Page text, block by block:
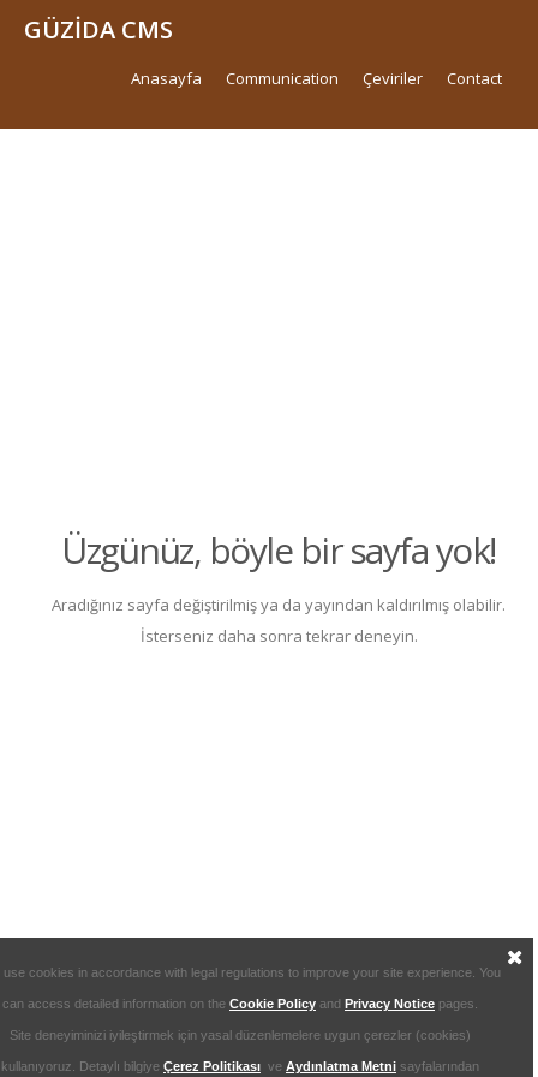
GÜZİDA CMS
Anasayfa Communication Çeviriler Contact
Üzgünüz, böyle bir sayfa yok!
Aradığınız sayfa değiştirilmiş ya da yayından kaldırılmış olabilir.
İsterseniz daha sonra tekrar deneyin.
use cookies in accordance with legal regulations to improve your site experience. You
can access detailed information on the Cookie Policy and Privacy Notice pages.
Site deneyiminizi iyileştirmek için yasal düzenlemelere uygun çerezler (cookies)
kullanıyoruz. Detaylı bilgiye Çerez Politikası ve Aydınlatma Metni sayfalarından